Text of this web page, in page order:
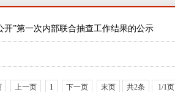
开”第一次内部联合抽查工作结果的公示
上一页 1 下一页 末页 共2条 1/1页